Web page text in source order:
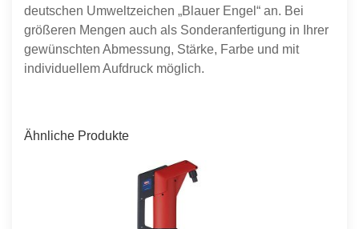
deutschen Umweltzeichen „Blauer Engel“ an. Bei
größeren Mengen auch als Sonderanfertigung in Ihrer
gewünschten Abmessung, Stärke, Farbe und mit
individuellem Aufdruck möglich.
Ähnliche Produkte